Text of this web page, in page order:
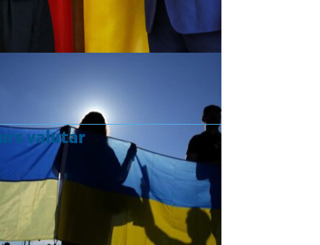
valutar
Curs valutar: 07 Aug 2026
EUR
: 5,2554 RON
+0,0041 ▲
: 4,5584 RON
+0,0077 ▲
: 5,6244 RON
+0,0023 ▲